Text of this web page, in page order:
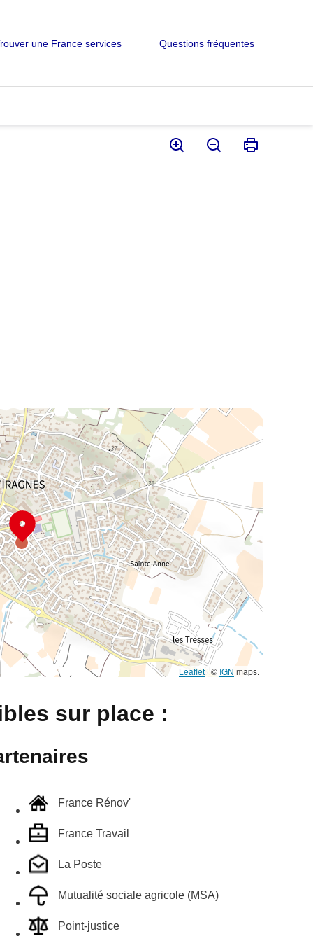
une France services Questions fréquentes
Leaflet | © IGN maps.
sur place :
France Rénov'
France Travail
La Poste
Mutualité sociale agricole (MSA)
Point-justice